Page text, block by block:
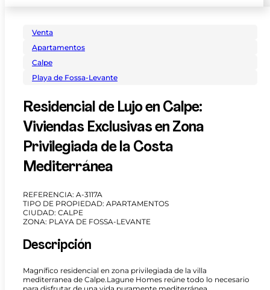
Venta
Apartamentos
Calpe
Playa de Fossa-Levante
Residencial de Lujo en Calpe:
Viviendas Exclusivas en Zona
Privilegiada de la Costa
Mediterránea
REFERENCIA: A-3117A
TIPO DE PROPIEDAD: APARTAMENTOS
CIUDAD: CALPE
ZONA: PLAYA DE FOSSA-LEVANTE
Descripción
Magnífico residencial en zona privilegiada de la villa
mediterranea de Calpe.Lagune Homes reúne todo lo necesario